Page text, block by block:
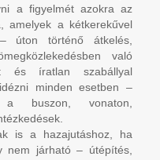
a figyelmét azokra az
amelyek a kétkerekűvel
úton történő átkelés,
való
és íratlan szabállyal
minden esetben –
buszon, vonaton,
is a hazajutáshoz, ha
nem járható – útépítés,